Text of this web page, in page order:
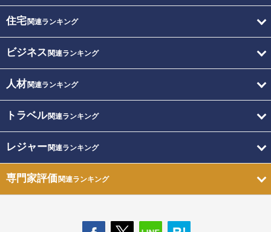
住宅関連ランキング
ビジネス 関連ランキング
人材関連ランキング
トラベル関連ランキング
レジャー関連ランキング
専門家評価関連ランキング